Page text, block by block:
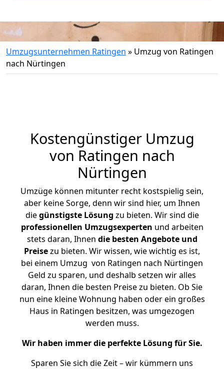
Umzugsunternehmen Ratingen » Umzug von Ratingen
nach Nürtingen
Kostengünstiger Umzug
von Ratingen nach
Nürtingen
Umzüge können mitunter recht kostspielig sein,
aber keine Sorge, denn wir sind hier, um Ihnen
diegünstigste Lösung zu bieten. Wir sind die
professionellen Umzugsexperten und arbeiten
stets daran, Ihnen die besten Angebote und
Preisezu bieten. Wir wissen, wie wichtig es ist,
bei einem Umzug von Ratingen nach Nürtingen
Geld zu sparen, und deshalb setzen wir alles
daran, Ihnen die besten Preise zu bieten. Ob Sie
nun eine kleine Wohnung haben oder ein großes
Haus in Ratingen besitzen, was umgezogen
werden muss.
Wir haben immer die perfekte Lösung für Sie.
Sparen Sie sich die Zeit – wir kümmern uns